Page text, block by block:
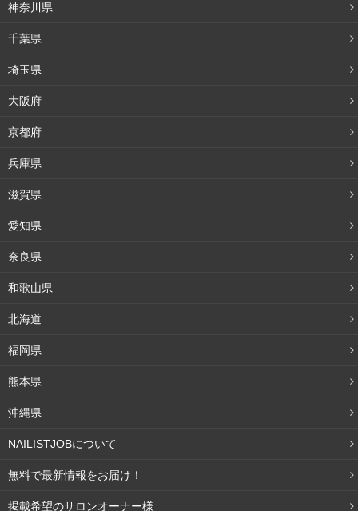
ファンデを使いたい場合は、オイリー肌や混合肌の人でも
使える商品を選ぶか、テカリを防止する力の強い化粧下地
崩れにくい塗り方とは
クッションファンデのヨレを防止する塗り方や、ちょっと
した裏技をご紹介します。
神奈川県
千葉県
埼玉県
大阪府
京都府
兵庫県
滋賀県
愛知県
奈良県
和歌山県
北海道
福岡県
熊本県
沖縄県
NAILISTJOBについて
無料で最新情報をお届け！
掲載希望のサロンオーナー様